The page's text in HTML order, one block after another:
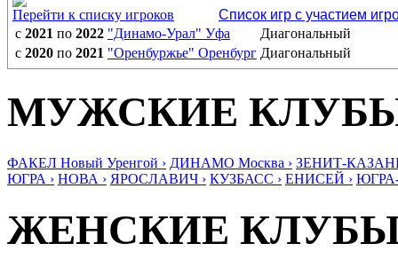
Перейти к списку игроков
Список игр с участием
с 2021 по 2022 "Динамо-Урал" Уфа
Диагональный
с 2020 по 2021 "Оренбуржье" Оренбург Диагональный
МУЖСКИЕ
ФАКЕЛ Новый Уренгой › ДИНАМО Москва › ЗЕНИТ-
ЮГРА › НОВА › ЯРОСЛАВИЧ › КУЗБАСС › ЕНИСЕЙ ›
ЖЕНСКИЕ